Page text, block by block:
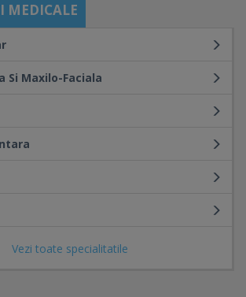
MEDICALE
Vezi toate specialitatile
Si Maxilo-Faciala